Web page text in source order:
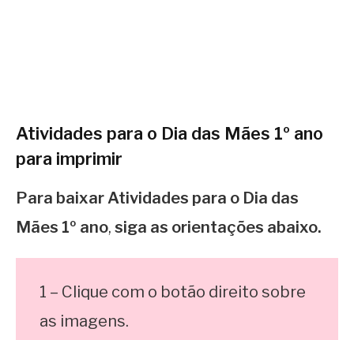
Atividades para o Dia das Mães 1º ano
para imprimir
Para baixar Atividades para o Dia das
Mães 1º ano, siga as orientações abaixo.
1 – Clique com o botão direito sobre
as imagens.